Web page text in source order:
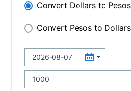
Convert Dollars to Pesos
Convert Pesos to Dollars